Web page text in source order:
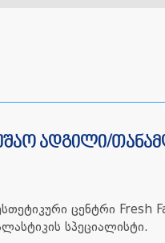
ადგილი/
ცენტრი Fresh
სპეციალისტი.